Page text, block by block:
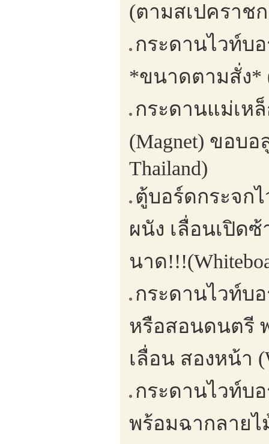
(ตามสเปคราช
กระดานไวท์บ
*ขนาดตามสั่ง*
กระดานแม่เห
(Magnet) ขอบ
Thailand)
ตู้บอร์ดกระจก
ผนัง เลื่อนเปิด
นาด
กระดานไวท์บ
หรือสอนดนตรี
เลื่อน สองหน้า
กระดานไวท์บ
พร้อมฉากลายไ